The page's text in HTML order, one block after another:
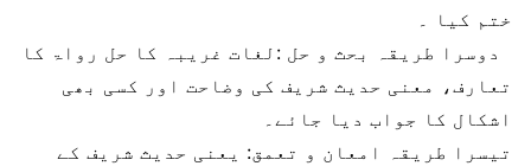
ختم کیا ۔
دوسرا طریقہ بحث و حل :لغات غریبہ کا حل رواۃ کا
تعارف، معنی حدیث شریف کی وضاحت اور کسی بھی
اشکال کا جواب دیا جائے۔
تیسرا طریقہ امعان و تعمق: یعنی حدیث شریف کے